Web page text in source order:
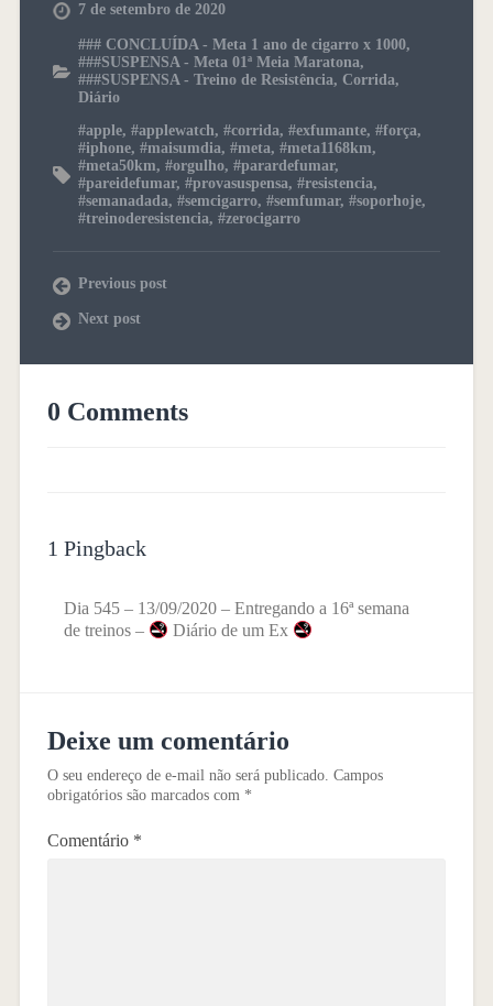
7 de setembro de 2020
### CONCLUÍDA - Meta 1 ano de cigarro x 1000,
###SUSPENSA - Meta 01ª Meia Maratona,
###SUSPENSA - Treino de Resistência, Corrida,
Diário
#apple, #applewatch, #corrida, #exfumante, #força,
#iphone, #maisumdia, #meta, #meta1168km,
#meta50km, #orgulho, #parardefumar,
#pareidefumar, #provasuspensa, #resistencia,
#semanadada, #semcigarro, #semfumar, #soporhoje,
#treinoderesistencia, #zerocigarro
Previous post
Next post
0 Comments
1 Pingback
Dia 545 – 13/09/2020 – Entregando a 16ª semana
de treinos –
Diário de um Ex
Deixe um comentário
O seu endereço de e-mail não será publicado. Campos
obrigatórios são marcados com *
Comentário *